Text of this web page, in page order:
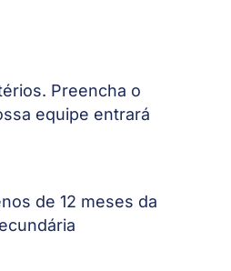
Preencha o
equipe entrará
de 12 meses da